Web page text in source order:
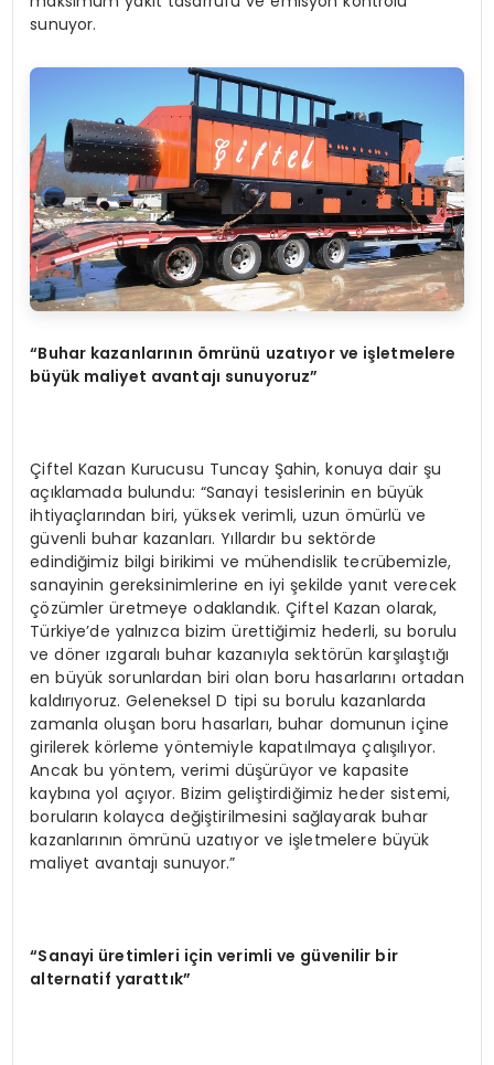
sunuyor.
“Buhar kazanlarının ömrünü uzatıyor ve işletmelere
büyük maliyet avantajı sunuyoruz”
Çiftel Kazan Kurucusu Tuncay Şahin, konuya dair şu
açıklamada bulundu: “Sanayi tesislerinin en büyük
ihtiyaçlarından biri, yüksek verimli, uzun ömürlü ve
güvenli buhar kazanları. Yıllardır bu sektörde
edindiğimiz bilgi birikimi ve mühendislik tecrübemizle,
sanayinin gereksinimlerine en iyi şekilde yanıt verecek
çözümler üretmeye odaklandık. Çiftel Kazan olarak,
Türkiye’de yalnızca bizim ürettiğimiz hederli, su borulu
ve döner ızgaralı buhar kazanıyla sektörün karşılaştığı
en büyük sorunlardan biri olan boru hasarlarını ortadan
kaldırıyoruz. Geleneksel D tipi su borulu kazanlarda
zamanla oluşan boru hasarları, buhar domunun içine
girilerek körleme yöntemiyle kapatılmaya çalışılıyor.
Ancak bu yöntem, verimi düşürüyor ve kapasite
kaybına yol açıyor. Bizim geliştirdiğimiz heder sistemi,
boruların kolayca değiştirilmesini sağlayarak buhar
kazanlarının ömrünü uzatıyor ve işletmelere büyük
maliyet avantajı sunuyor.”
“Sanayi üretimleri için verimli ve güvenilir bir
alternatif yarattık”